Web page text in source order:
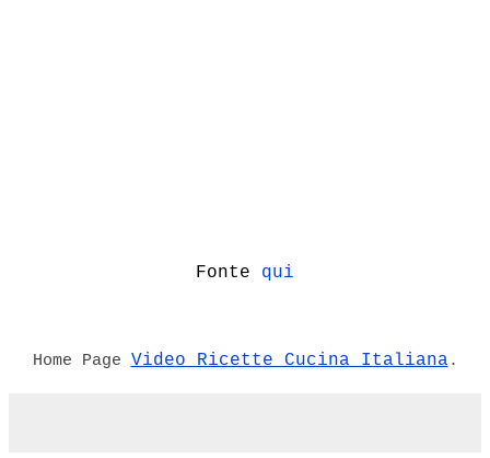
Fonte qui
Home Page Video Ricette Cucina Italiana .